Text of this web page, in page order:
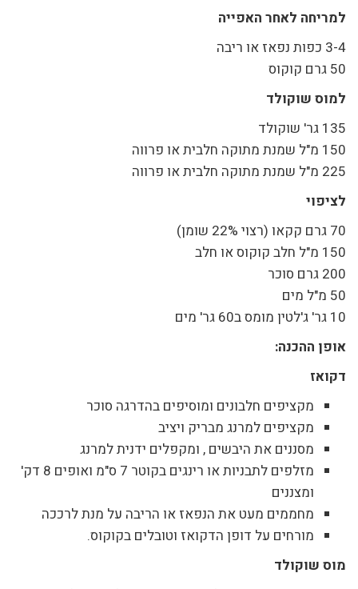
למריחה לאחר האפייה
3-4 כפות נפאז או ריבה
50 גרם קוקוס
למוס שוקולד
135 גר' שוקולד
150 מ"ל שמנת מתוקה חלבית או פרווה
225 מ"ל שמנת מתוקה חלבית או פרווה
לציפוי
70 גרם קקאו (רצוי 22% שומן)
150 מ"ל חלב קוקוס או חלב
200 גרם סוכר
50 מ"ל מים
10 גר' ג'לטין מומס ב60 גר' מים
אופן ההכנה:
דקואז
מקציפים חלבונים ומוסיפים בהדרגה סוכר
מקציפים למרנג מבריק ויציב
מסננים את היבשים , ומקפלים ידנית למרנג
מזלפים לתבניות או רינגים בקוטר 7 ס"מ ואופים 8 דק'
ומצננים
מחממים מעט את הנפאז או הריבה על מנת לרככה
מורחים על דופן הדקואז וטובלים בקוקוס.
מוס שוקולד